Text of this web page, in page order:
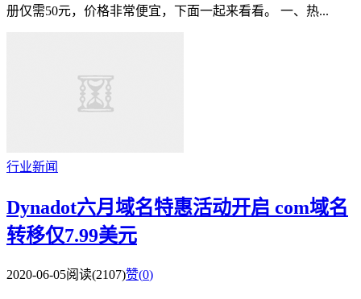
册仅需50元，价格非常便宜，下面一起来看看。 一、热...
行业新闻
Dynadot六月域名特惠活动开启 com域名
转移仅7.99美元
2020-06-05阅读(2107)赞(0)